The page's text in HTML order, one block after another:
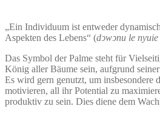
„Ein Individuum ist entweder
Aspekten des Lebens“ (dͻwͻnu le
Das Symbol der Palme steht für
König aller Bäume sein, aufgrund
Es wird gern genutzt, um insbesondere
motivieren, all ihr Potential zu
produktiv zu sein. Dies diene dem